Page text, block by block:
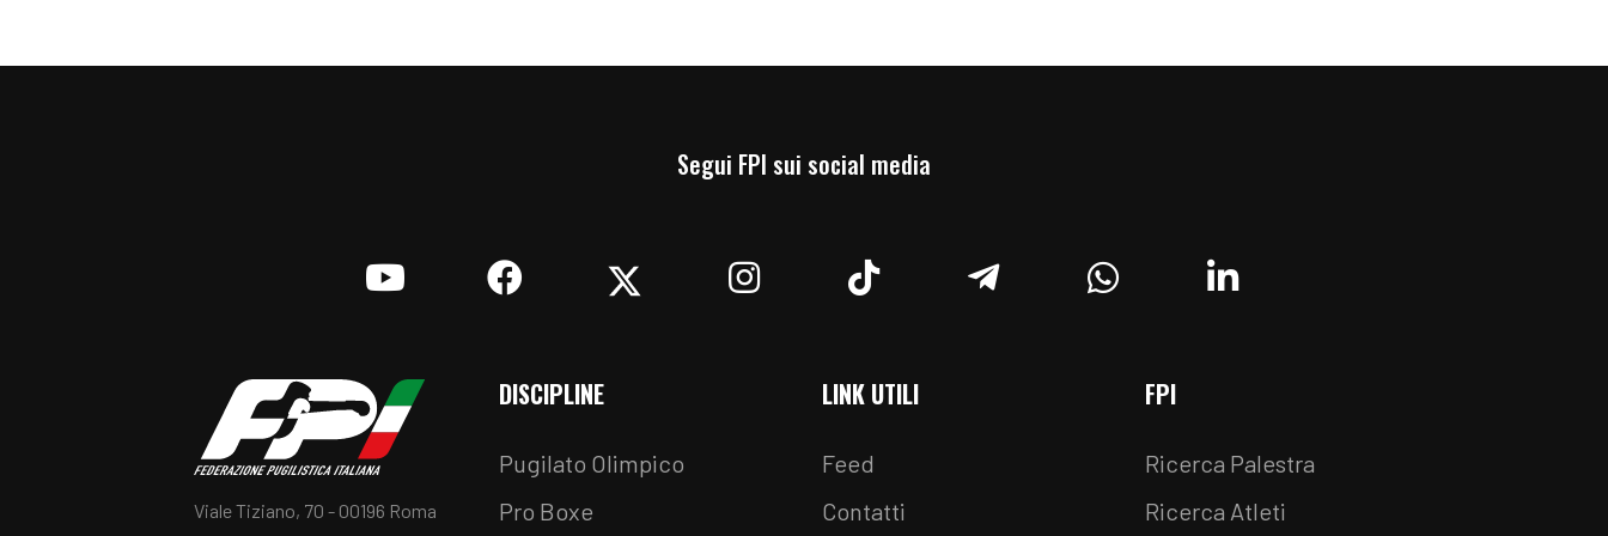
Segui FPI sui social media
Viale Tiziano, 70 - 00196 Roma
DISCIPLINE
Pugilato Olimpico
Pro Boxe
LINK UTILI
Feed
Contatti
FPI
Ricerca Palestra
Ricerca Atleti